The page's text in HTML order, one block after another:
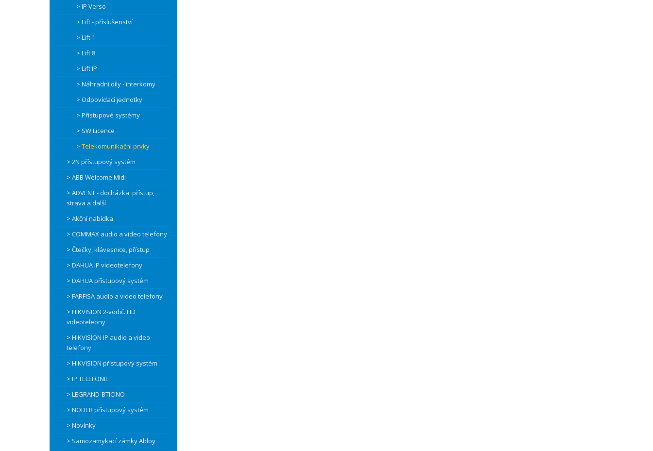
> IP Verso
> Lift - příslušenství
> Lift 1
> Lift 8
> Lift IP
> Náhradní díly - interkomy
> Odpovídací jednotky
> Přístupové systémy
> SW Licence
> Telekomunikační prvky
> 2N přístupový systém
> ABB Welcome Midi
> ADVENT - docházka, přístup,
strava a další
> Akční nabídka
> COMMAX audio a video telefony
> Čtečky, klávesnice, přístup
> DAHUA IP videotelefony
> DAHUA přístupový systém
> FARFISA audio a video telefony
> HIKVISION 2-vodič. HD
videoteleony
> HIKVISION IP audio a video
telefony
> HIKVISION přístupový systém
> IP TELEFONIE
> LEGRAND-BTICINO
> NODER přístupový systém
> Novinky
> Samozamykací zámky Abloy